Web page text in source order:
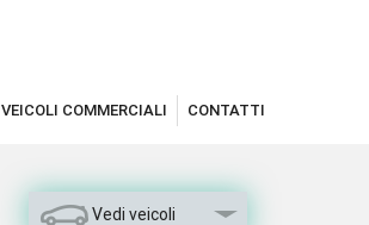
VEICOLI COMMERCIALI CONTATTI
Vedi veicoli